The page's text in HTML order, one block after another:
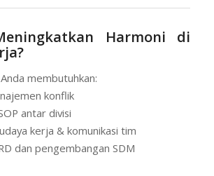
Harmoni di
membutuhkan:
konflik
antar divisi
kerja & komunikasi tim
dan pengembangan SDM